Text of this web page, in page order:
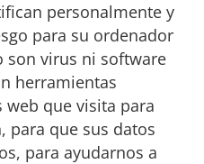
personalmente y
para su ordenador
son virus ni software
herramientas
que visita para
para que sus datos
para ayudarnos a